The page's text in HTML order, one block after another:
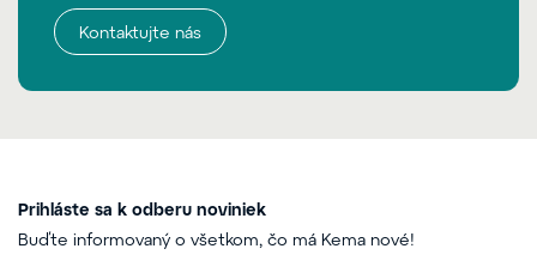
Kontaktujte nás
Prihláste sa k odberu noviniek
Buďte informovaný o všetkom, čo má Kema nové!